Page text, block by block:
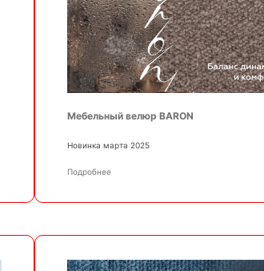
Мебельный велюр BARON
Новинка марта 2025
Подробнее